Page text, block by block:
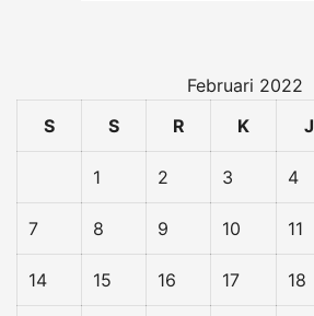
Februari 2022
S
S R K J
1 2 3 4
7 8 9 10 11
14 15 16 17 18